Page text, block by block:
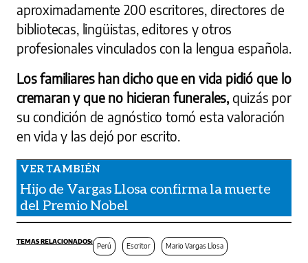
aproximadamente 200 escritores, directores de
bibliotecas, lingüistas, editores y otros
profesionales vinculados con la lengua española.
Los familiares han dicho que en vida pidió que lo
cremaran y que no hicieran funerales,quizás por
su condición de agnóstico tomó esta valoración
en vida y las dejó por escrito.
Hijo de Vargas Llosa confirma la muerte
del Premio Nobel
Perú Escritor Mario Vargas Llosa